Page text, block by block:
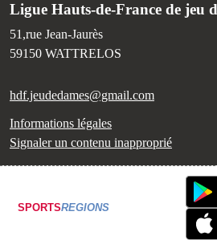
Ligue Hauts-de-France de jeu
51,rue Jean-Jaurès
59150 WATTRELOS
hdf.jeudedames@gmail.com
Informations légales
Signaler un contenu inapproprié
SPORTSREGIONS